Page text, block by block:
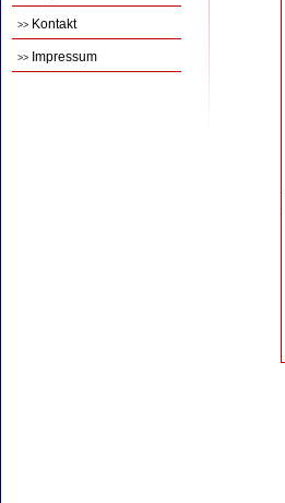
>> Kontakt
>> Impressum